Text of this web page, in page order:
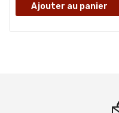
Ajouter au panier